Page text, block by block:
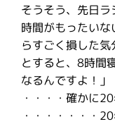
そうそう、先日
時間がもったい
らすごく損した
とすると、8時間
なるんですよ！」
・・・・確かに20
・・・・・・・